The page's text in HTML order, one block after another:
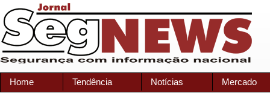
Home Tendência Notícias Mercado